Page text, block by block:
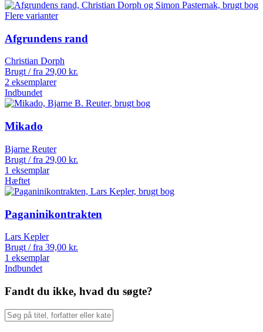
Flere varianter
Afgrundens rand
Christian Dorph
Brugt / fra 29,00 kr.
2 eksemplarer
Indbundet
Mikado
Bjarne Reuter
Brugt / fra 29,00 kr.
1 eksemplar
Hæftet
Paganinikontrakten
Lars Kepler
Brugt / fra 39,00 kr.
1 eksemplar
Indbundet
Fandt du ikke, hvad du søgte?